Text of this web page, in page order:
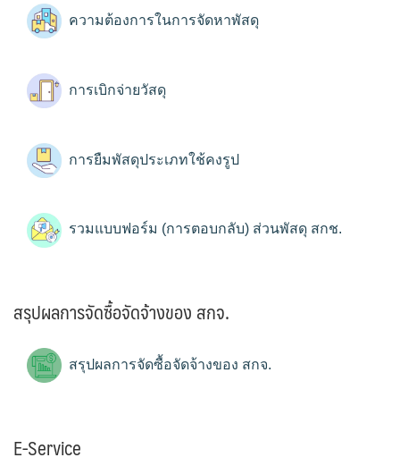
ความต้องการในการจัดหาพัสดุ
การเบิกจ่ายวัสดุ
การยืมพัสดุประเภทใช้คงรูป
รวมแบบฟอร์ม (การตอบกลับ) ส่วนพัสดุ สกช.
สรุปผลการจัดซื้อจัดจ้างของ สกจ.
สรุปผลการจัดซื้อจัดจ้างของ สกจ.
E-Service